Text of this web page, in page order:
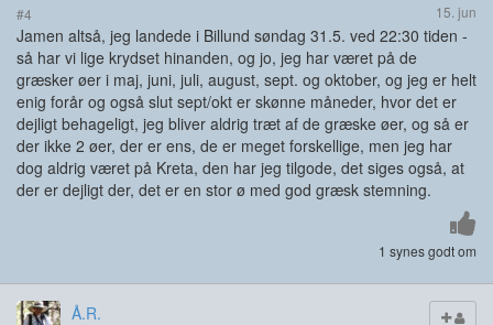
#4
15. jun
Jamen altså, jeg landede i Billund søndag 31.5. ved 22:30 tiden -
så har vi lige krydset hinanden, og jo, jeg har været på de
græsker øer i maj, juni, juli, august, sept. og oktober, og jeg er helt
enig forår og også slut sept/okt er skønne måneder, hvor det er
dejligt behageligt, jeg bliver aldrig træt af de græske øer, og så er
der ikke 2 øer, der er ens, de er meget forskellige, men jeg har
dog aldrig været på Kreta, den har jeg tilgode, det siges også, at
der er dejligt der, det er en stor ø med god græsk stemning.
1 synes godt om
Å.R.